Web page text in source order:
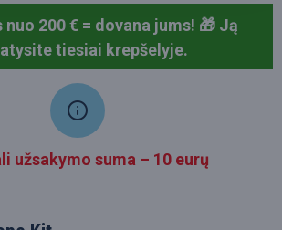
nuo 200 € = dovana jums! 🎁 Ją
tiesiai krepšelyje.
užsakymo suma – 10 eurų